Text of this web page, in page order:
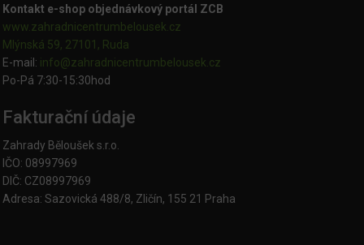
Kontakt e-shop objednávkový portál ZCB
www.zahradnicentrumbelousek.cz
Mlýnská 59, 27101, Ruda
E-mail: info@zahradnicentrumbelousek. cz
Po-Pá 7:30-15:30hod
Fakturační údaje
Zahrady Běloušek s.r.o.
IČO: 08997969
DIČ: CZ08997969
Adresa: Sazovická 488/8, Zličín, 155 21 Praha